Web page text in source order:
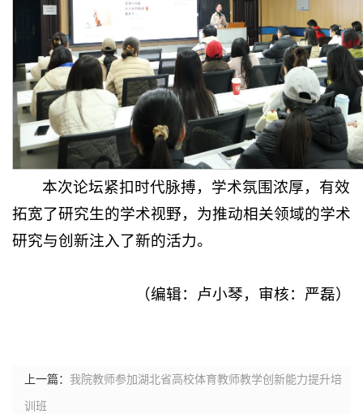
本次论坛紧扣时代脉搏，学术氛围浓厚，有效
拓宽了研究生的学术视野，为推动相关领域的学术
研究与创新注入了新的活力。
（编辑：卢小琴，审核：严磊）
上一篇： 我院教师参加湖北省高校体育教师教学创新能力提升培
训班